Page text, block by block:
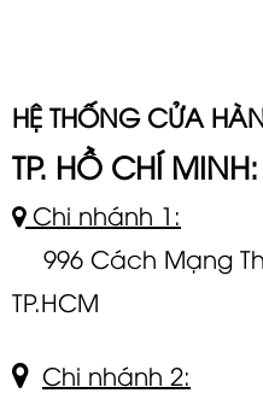
HỆ THỐNG CỬA
TP. HỒ CHÍ MINH:
Chi nhánh 1:
996 Cách Mạng
TP.HCM
Chi nhánh 2: